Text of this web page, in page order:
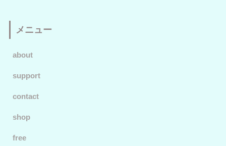
メニュー
about
support
contact
shop
free